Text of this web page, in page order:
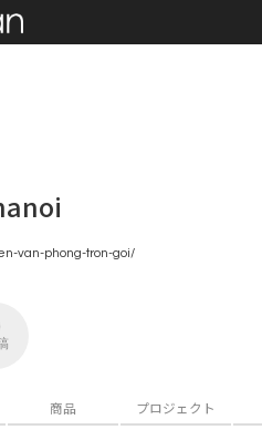
van-phong-tron-goi/
商品 プロジェクト